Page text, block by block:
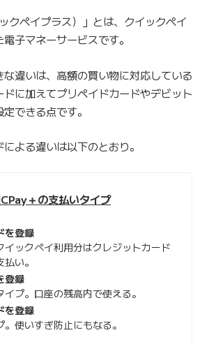
クペイプラス）」とは、クイックペイ
子マネーサービスです。
違いは、高額の買い物に対応している
に加えてプリペイドカードやデビット
できる点です。
よる違いは以下のとおり。
＋の支払いタイプ
を登録
イックペイ利用分はクレジットカード
い。
登録
プ。口座の残高内で使える。
を登録
使いすぎ防止にもなる。